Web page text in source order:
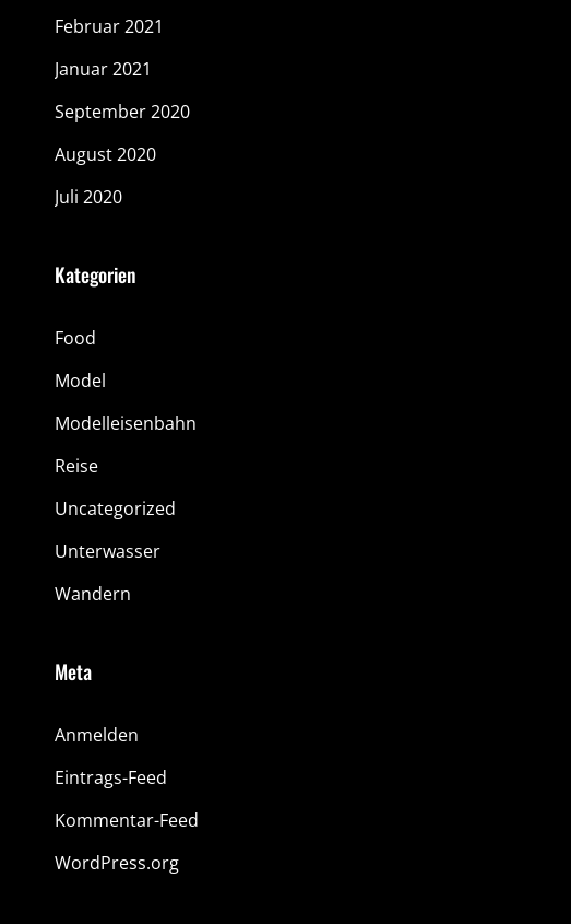
Februar 2021
Januar 2021
September 2020
August 2020
Juli 2020
Kategorien
Food
Model
Modelleisenbahn
Reise
Uncategorized
Unterwasser
Wandern
Meta
Anmelden
Eintrags-Feed
Kommentar-Feed
WordPress.org